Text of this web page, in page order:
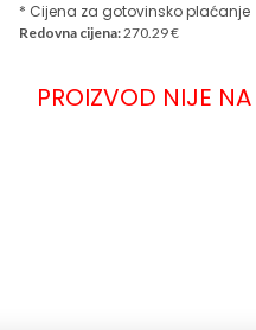
* Cijena za gotovinsko plaćanje
Redovna cijena:270.29 €
PROIZVOD NIJE NA